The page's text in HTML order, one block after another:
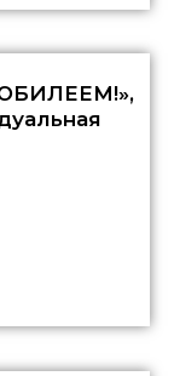
ЮБИЛЕЕМ!»,